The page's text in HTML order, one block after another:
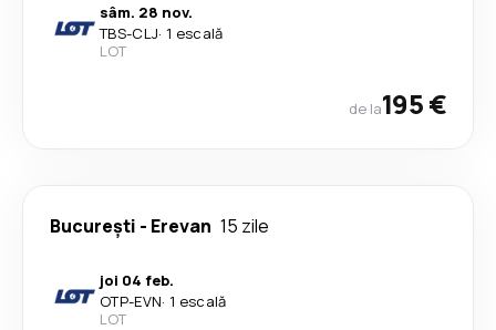
sâm. 28 nov.
TBS-CLJ· 1 escală
LOT
de la195 €
București - Erevan 15 zile
joi 04 feb.
OTP-EVN· 1 escală
LOT